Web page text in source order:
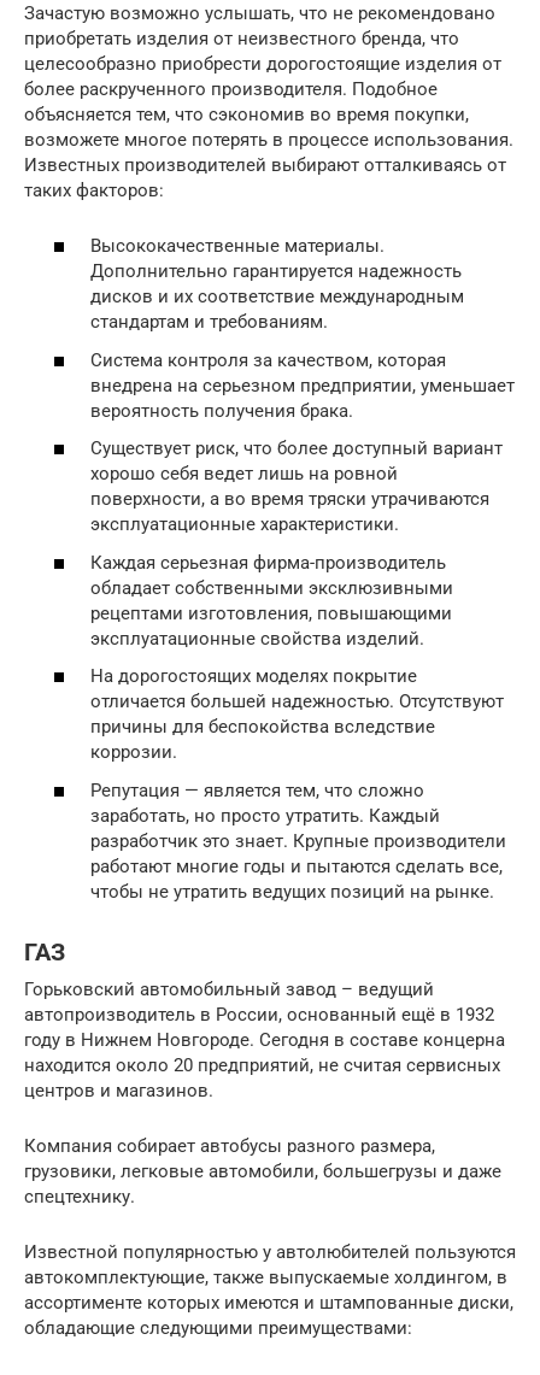
Зачастую возможно услышать, что не рекомендовано
приобретать изделия от неизвестного бренда, что
целесообразно приобрести дорогостоящие изделия от
более раскрученного производителя. Подобное
объясняется тем, что сэкономив во время покупки,
возможете многое потерять в процессе использования.
Известных производителей выбирают отталкиваясь от
таких факторов:
Высококачественные материалы.
Дополнительно гарантируется надежность
дисков и их соответствие международным
стандартам и требованиям.
Система контроля за качеством, которая
внедрена на серьезном предприятии, уменьшает
вероятность получения брака.
Существует риск, что более доступный вариант
хорошо себя ведет лишь на ровной
поверхности, а во время тряски утрачиваются
эксплуатационные характеристики.
Каждая серьезная фирма-производитель
обладает собственными эксклюзивными
рецептами изготовления, повышающими
эксплуатационные свойства изделий.
На дорогостоящих моделях покрытие
отличается большей надежностью. Отсутствуют
причины для беспокойства вследствие
коррозии.
Репутация — является тем, что сложно
заработать, но просто утратить. Каждый
разработчик это знает. Крупные производители
работают многие годы и пытаются сделать все,
чтобы не утратить ведущих позиций на рынке.
ГАЗ
Горьковский автомобильный завод – ведущий
автопроизводитель в России, основанный ещё в 1932
году в Нижнем Новгороде. Сегодня в составе концерна
находится около 20 предприятий, не считая сервисных
центров и магазинов.
Компания собирает автобусы разного размера,
грузовики, легковые автомобили, большегрузы и даже
спецтехнику.
Известной популярностью у автолюбителей пользуются
автокомплектующие, также выпускаемые холдингом, в
ассортименте которых имеются и штампованные диски,
обладающие следующими преимуществами: